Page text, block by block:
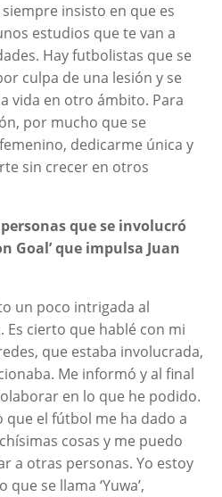
insisto en que es
estudios que te van a
Hay futbolistas que se
culpa de una lesión y se
vida en otro ámbito. Para
por mucho que se
dedicarme única y
sin crecer en otros
que se involucró
Goal’ que impulsa Juan
un poco intrigada al
cierto que hablé con mi
que estaba involucrada,
Me informó y al final
en lo que he podido.
el fútbol me ha dado a
cosas y me puedo
a otras personas. Yo estoy
se llama ‘Yuwa’,